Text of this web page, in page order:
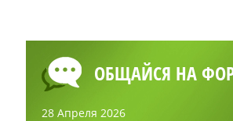
ОБЩАЙСЯ НА
28 Апреля 2026